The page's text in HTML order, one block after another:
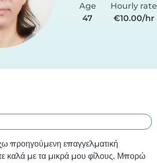
Age
47
Hourly rate
€10.00/hr
προηγούμενη επαγγελματική
καλά με τα μικρά μου φίλους. Μπορώ